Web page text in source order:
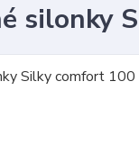
silonky